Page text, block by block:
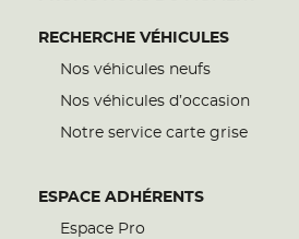
RECHERCHE VÉHICULES
Nos véhicules neufs
Nos véhicules d’occasion
Notre service carte grise
ESPACE ADHÉRENTS
Espace Pro